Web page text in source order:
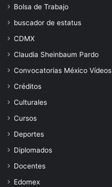
Bolsa de Trabajo
buscador de estatus
CDMX
Claudia Sheinbaum Pardo
Convocatorias México Vídeos
Créditos
Culturales
Cursos
Deportes
Diplomados
Docentes
Edomex